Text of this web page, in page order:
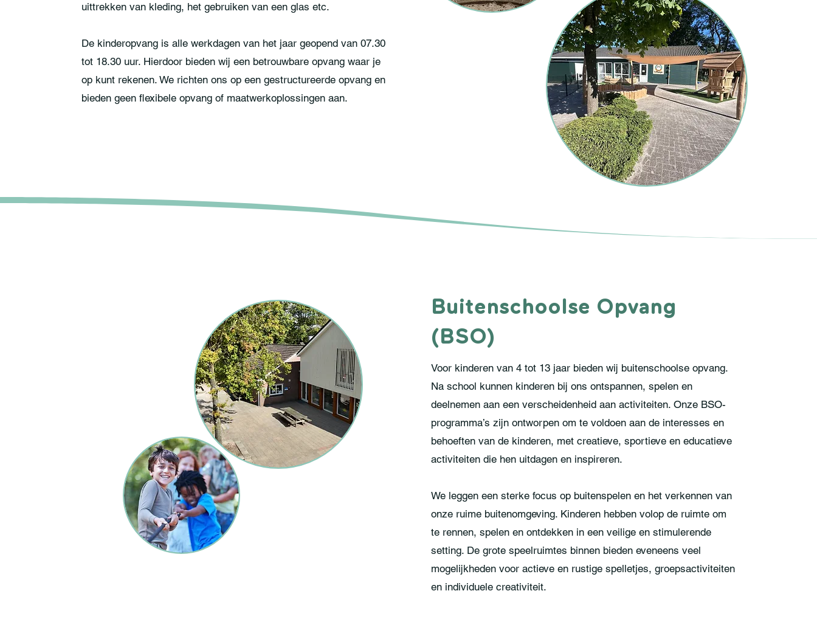
uittrekken van kleding, het gebruiken van een glas etc.
De kinderopvang is alle werkdagen van het jaar geopend van 07.30
tot 18.30 uur. Hierdoor bieden wij een betrouwbare opvang waar je
op kunt rekenen. We richten ons op een gestructureerde opvang en
bieden geen flexibele opvang of maatwerkoplossingen aan.
Buitenschoolse Opvang
(BSO)
Voor kinderen van 4 tot 13 jaar bieden wij buitenschoolse opvang.
Na school kunnen kinderen bij ons ontspannen, spelen en
deelnemen aan een verscheidenheid aan activiteiten. Onze BSO-
programma’s zijn ontworpen om te voldoen aan de interesses en
behoeften van de kinderen, met creatieve, sportieve en educatieve
activiteiten die hen uitdagen en inspireren.
We leggen een sterke focus op buitenspelen en het verkennen van
onze ruime buitenomgeving. Kinderen hebben volop de ruimte om
te rennen, spelen en ontdekken in een veilige en stimulerende
setting. De grote speelruimtes binnen bieden eveneens veel
mogelijkheden voor actieve en rustige spelletjes, groepsactiviteiten
en individuele creativiteit.